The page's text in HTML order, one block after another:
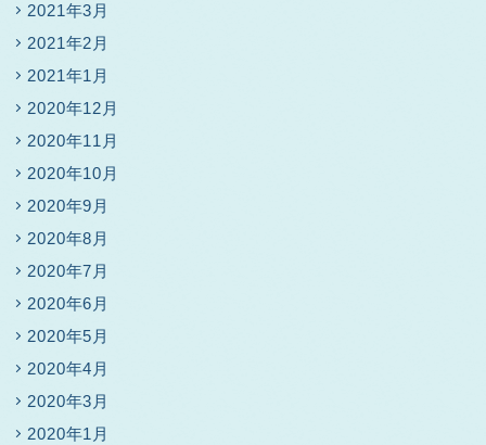
2021年3月
2021年2月
2021年1月
2020年12月
2020年11月
2020年10月
2020年9月
2020年8月
2020年7月
2020年6月
2020年5月
2020年4月
2020年3月
2020年1月